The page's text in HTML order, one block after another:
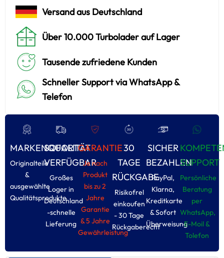
Versand aus Deutschland
Über 10.000 Turbolader auf Lager
Tausende zufriedene Kunden
Schneller Support via WhatsApp &
Telefon
MARKENQUALITÄT
Originalteile
&
ausgewählte
Qualitätsprodukte
SOFORT
VERFÜGBAR
Großes
Loger in
Deutschland
-schnelle
Lieferung
GARANTIE
Je nach
Produkt
bis zu 2
Jahre
Garantie
& 5 Jahre
Gewährleistung
30
TAGE
RÜCKGABE
Risikofrel
einkoufen
- 30 Tage
Rückgaberecht
SICHER
BEZAHLEN
PayPal,
Klarna,
Kreditkarte
& Sofort
Überweisung
SUPPORT
Persönliche
Beratung
per
WhatsApp,
E-Moil &
Tolefon